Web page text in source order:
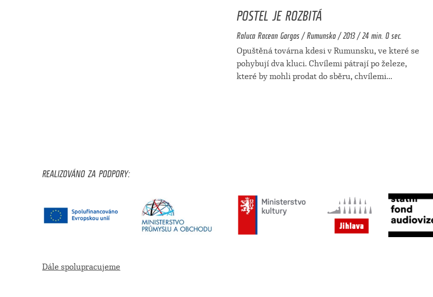
POSTEL JE ROZBITÁ
Raluca Racean Gorgos / Rumunsko / 2013 / 24 min. 0 sec.
Opuštěná továrna kdesi v Rumunsku, ve které se
pohybují dva kluci. Chvílemi pátrají po železe,
které by mohli prodat do sběru, chvílemi...
REALIZOVÁNO ZA PODPORY:
Dále spolupracujeme